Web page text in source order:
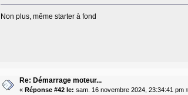
Non plus, même starter à fond
Re: Démarrage moteur...
« Réponse #42 le: sam. 16 novembre 2024, 23:34:41 pm